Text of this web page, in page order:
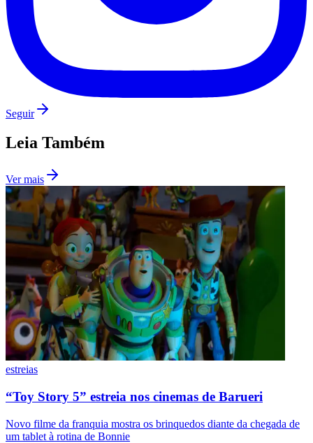
Corinthians
Palmeiras
Seguir
Leia Também
Ver mais
estreias
“Toy Story 5” estreia nos cinemas de Barueri
Novo filme da franquia mostra os brinquedos diante da chegada de
um tablet à rotina de Bonnie